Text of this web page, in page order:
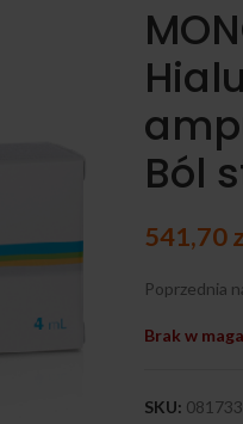
Ból
541,70
Poprzednia
Brak w
SKU: